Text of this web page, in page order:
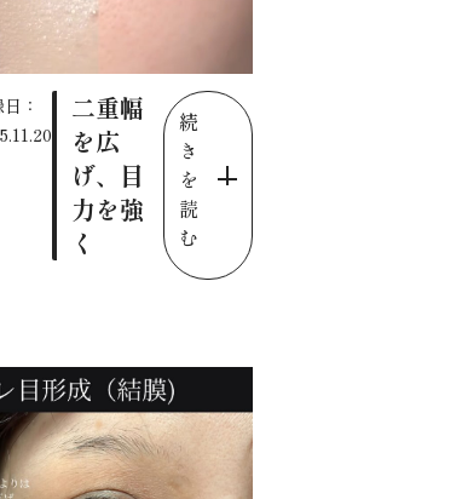
：
二重幅
を広
げ、目
力を強
く
続
き
を
読
む